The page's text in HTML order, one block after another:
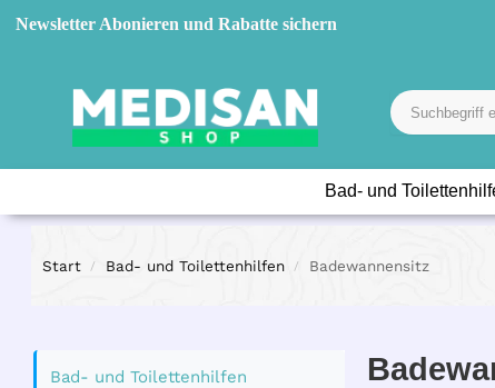
Newsletter Abonieren und Rabatte sichern
Bad- und
Start / Bad- und Toilettenhilfen / Badewannensitz
Bad- und Toilettenhilfen